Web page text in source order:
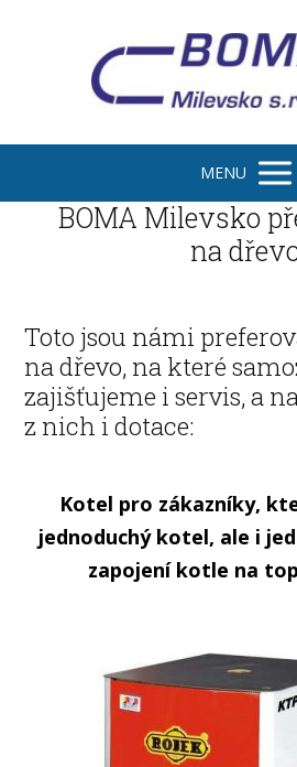
MENU
BOMA Milevsko
na
Toto jsou námi
na dřevo, na které
zajišťujeme i servis, a
z nich i dotace:
Kotel pro zákazníky,
jednoduchý kotel, ale i
zapojení kotle na